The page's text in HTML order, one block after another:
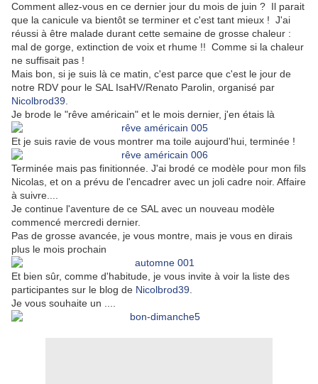
Comment allez-vous en ce dernier jour du mois de juin ? Il parait
que la canicule va bientôt se terminer et c'est tant mieux ! J'ai
réussi à être malade durant cette semaine de grosse chaleur :
mal de gorge, extinction de voix et rhume !! Comme si la chaleur
ne suffisait pas !
Mais bon, si je suis là ce matin, c'est parce que c'est le jour de
notre RDV pour le SAL IsaHV/Renato Parolin, organisé par
Nicolbrod39
Je brode le "rêve américain" et le mois dernier, j'en étais là
Et je suis ravie de vous montrer ma toile aujourd'hui, terminée !
Terminée mais pas finitionnée. J'ai brodé ce modèle pour mon fils
Nicolas, et on a prévu de l'encadrer avec un joli cadre noir. Affaire
à suivre....
Je continue l'aventure de ce SAL avec un nouveau modèle
commencé mercredi dernier.
Pas de grosse avancée, je vous montre, mais je vous en dirais
plus le mois prochain
Et bien sûr, comme d'habitude, je vous invite à voir la liste des
participantes sur le blog de Nicolbrod39
Je vous souhaite un ....